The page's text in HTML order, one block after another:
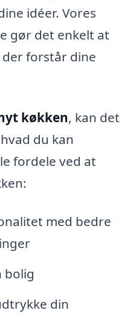
idéer. Vores
gør det enkelt at
forstår dine
køkken, kan det
du kan
fordele ved at
med bedre
bolig
din